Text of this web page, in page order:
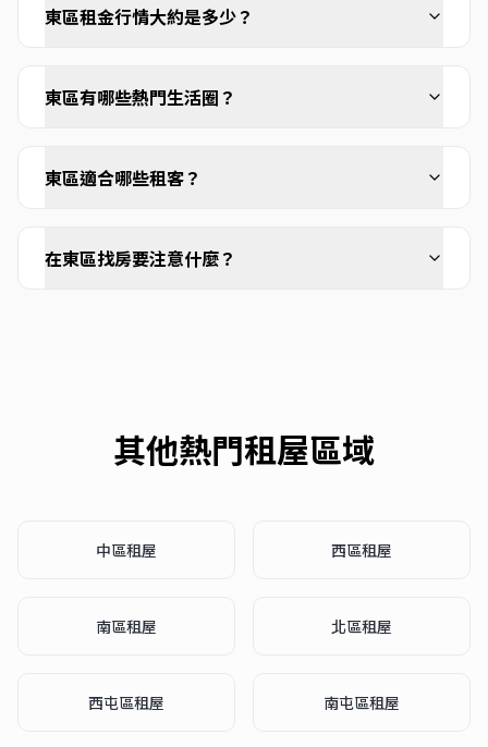
東區租金行情大約是多少？
東區有哪些熱門生活圈？
東區適合哪些租客？
在東區找房要注意什麼？
其他熱門租屋區域
中區租屋 西區租屋
南區租屋 北區租屋
西屯區租屋 南屯區租屋